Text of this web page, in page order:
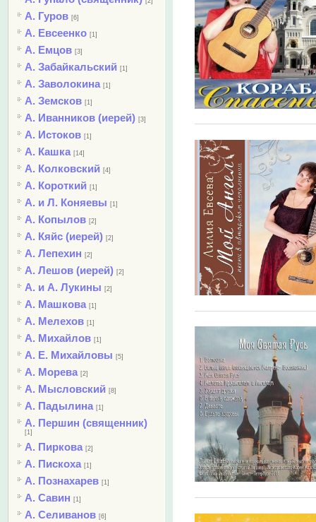
А. Гуров [6]
А. Евсеенко [1]
А. Емцов [3]
А. Забайкальский [1]
А. Заволокина [1]
А. Земсков [1]
А. Иванников (иерей) [3]
А. Истоков [1]
А. Кашка [14]
А. Колковский [4]
А. Короткий [1]
А. и Л. Коняевы [1]
А. Копылов [2]
А. Кяйс (иерей) [2]
А. Лепехин [2]
А. Лешов (иерей) [2]
А. и А. Лукины [2]
А. Машкова [1]
А. Мелехов [1]
А. Михайлов [1]
А. Е. Михайловы [5]
А. Морева [2]
А. Мысловский [8]
А. Падылина [1]
А. Першин (священник)
[1]
А. Пиркова [2]
А. Пискоха [1]
А. Познахарев [1]
А. Савин [1]
А. Селиванов [6]